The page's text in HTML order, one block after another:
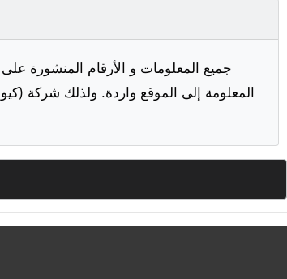
جميع المعلومات و الأرقام المنشورة
المعلومة إلى الموقع واردة. ولذلك شركة